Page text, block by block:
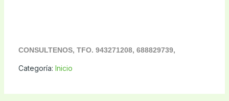
CONSULTENOS, TFO. 943271208, 688829739,
Categoría: Inicio